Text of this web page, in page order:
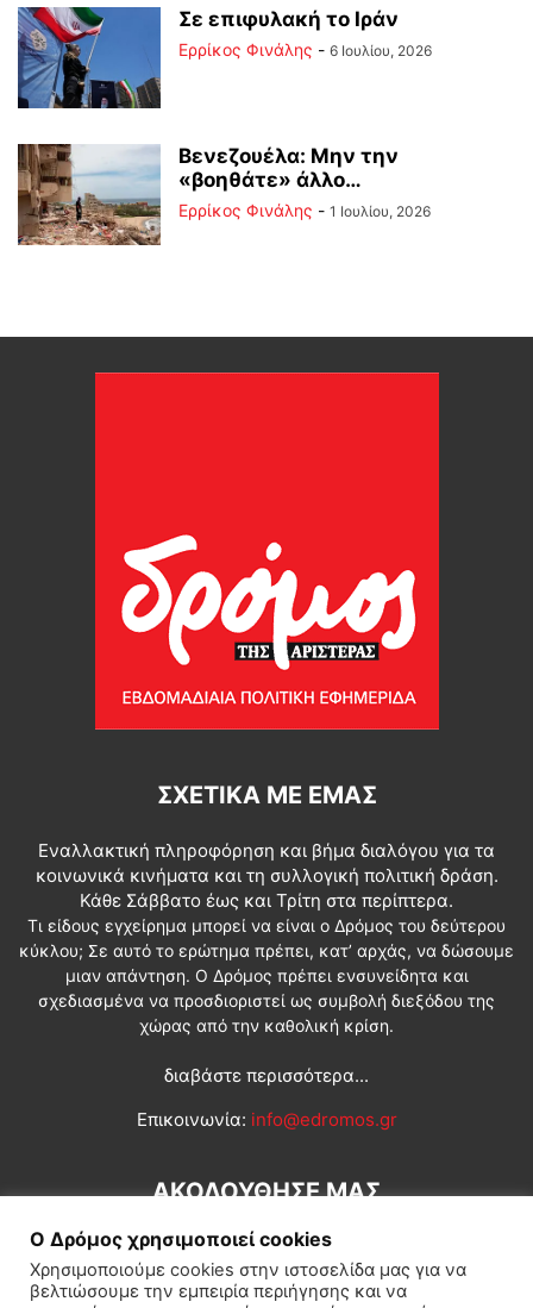
Σε επιφυλακή το Ιράν
Ερρίκος Φινάλης - 6 Ιουλίου, 2026
Βενεζουέλα: Μην την
«βοηθάτε» άλλο…
Ερρίκος Φινάλης - 1 Ιουλίου, 2026
ΣΧΕΤΙΚΆ ΜΕ ΕΜΆΣ
Εναλλακτική πληροφόρηση και βήμα διαλόγου για τα
κοινωνικά κινήματα και τη συλλογική πολιτική δράση.
Κάθε Σάββατο έως και Τρίτη στα περίπτερα.
Τι είδους εγχείρημα μπορεί να είναι ο Δρόμος του δεύτερου
κύκλου; Σε αυτό το ερώτημα πρέπει, κατ’ αρχάς, να δώσουμε
μιαν απάντηση. Ο Δρόμος πρέπει ενσυνείδητα και
σχεδιασμένα να προσδιοριστεί ως συμβολή διεξόδου της
χώρας από την καθολική κρίση.
διαβάστε περισσότερα...
Επικοινωνία: info@edromos.gr
ΑΚΟΛΟΥΘΗΣΕ ΜΑΣ
Ο Δρόμος χρησιμοποιεί cookies
Χρησιμοποιούμε cookies στην ιστοσελίδα μας για να
βελτιώσουμε την εμπειρία περιήγησης και να